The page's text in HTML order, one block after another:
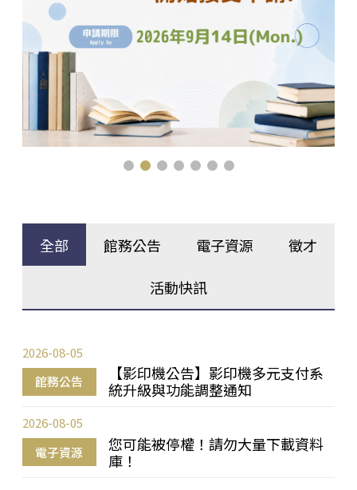
全部 館務公告 電子資源 徵才
活動快訊
館務公告
【影印機公告】影印機多元支付系
統升級與功能調整通知
2026-08-05
電子資源
您可能被停權！請勿大量下載資料
庫！
2026-08-05